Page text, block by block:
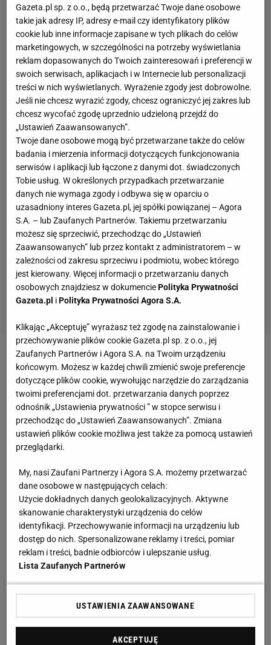
Zobacz wideoŻelazny w mocnych słowach o
Kuleszy i Probierzu: Nie ma tej reprezentacji bez
opaski kapitańskiej Lewandowskiego
Legia Warszawa uaktywnia się na rynku
transferowym? Negocjuje z piłkarzem
hiszpańskiego drugoligowca
Trwają bowiem prace nad pierwszymi
wzmocnieniami, gdyż na razie do Warszawy nie
przyszedł żaden piłkarz. Ale prowadzone są
negocjacje, o czym poinformował dziennikarz Daniel
Sobis. "Ivan Barbero, 26-letni napastnik Deportivo La
sezonie w Segunda Division siedem goli i pięć asyst
(w 37 meczach - red.). Kontrakt do 2026 r." - napisał
Gazeta.pl sp. z o.o., będą przetwarzać Twoje dane osobowe
takie jak adresy IP, adresy e-mail czy identyfikatory plików
cookie lub inne informacje zapisane w tych plikach do celów
marketingowych, w szczególności na potrzeby wyświetlania
reklam dopasowanych do Twoich zainteresowań i preferencji w
swoich serwisach, aplikacjach i w Internecie lub personalizacji
treści w nich wyświetlanych. Wyrażenie zgody jest dobrowolne.
Jeśli nie chcesz wyrazić zgody, chcesz ograniczyć jej zakres lub
chcesz wycofać zgodę uprzednio udzieloną przejdź do
„Ustawień Zaawansowanych”.
Twoje dane osobowe mogą być przetwarzane także do celów
badania i mierzenia informacji dotyczących funkcjonowania
serwisów i aplikacji lub łączone z danymi dot. świadczonych
Tobie usług. W określonych przypadkach przetwarzanie
danych nie wymaga zgody i odbywa się w oparciu o
uzasadniony interes Gazeta.pl, jej spółki powiązanej – Agora
S.A. – lub Zaufanych Partnerów. Takiemu przetwarzaniu
możesz się sprzeciwić, przechodząc do „Ustawień
Zaawansowanych” lub przez kontakt z administratorem – w
zależności od zakresu sprzeciwu i podmiotu, wobec którego
jest kierowany. Więcej informacji o przetwarzaniu danych
osobowych znajdziesz w dokumenciePolityka Prywatności
Gazeta.pl iPolityka Prywatności Agora S.A.
Klikając „Akceptuję” wyrażasz też zgodę na zainstalowanie i
przechowywanie plików cookie Gazeta.pl sp. z o.o., jej
Zaufanych Partnerów i Agora S.A. na Twoim urządzeniu
końcowym. Możesz w każdej chwili zmienić swoje preferencje
dotyczące plików cookie, wywołując narzędzie do zarządzania
twoimi preferencjami dot. przetwarzania danych poprzez
odnośnik „Ustawienia prywatności ” w stopce serwisu i
przechodząc do „Ustawień Zaawansowanych”. Zmiana
ustawień plików cookie możliwa jest także za pomocą ustawień
przeglądarki.
My, nasi Zaufani Partnerzy i Agora S.A. możemy przetwarzać
dane osobowe w następujących celach:
Użycie dokładnych danych geolokalizacyjnych. Aktywne
skanowanie charakterystyki urządzenia do celów
identyfikacji. Przechowywanie informacji na urządzeniu lub
dostęp do nich. Spersonalizowane reklamy i treści, pomiar
reklam i treści, badnie odbiorców i ulepszanie usług.
Lista Zaufanych Partnerów
USTAWIENIA ZAAWANSOWANE
AKCEPTUJĘ